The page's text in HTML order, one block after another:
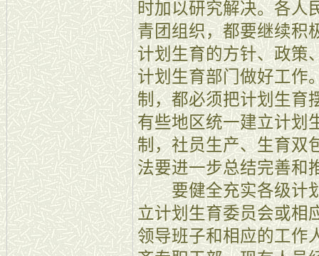
时加以研究解决。各人
青团组织，都要继续积
计划生育的方针、政策
计划生育部门做好工作
制，都必须把计划生育
有些地区统一建立计划
制，社员生产、生育双
法要进一步总结完善和
要健全充实各级计划
立计划生育委员会或相
领导班子和相应的工作